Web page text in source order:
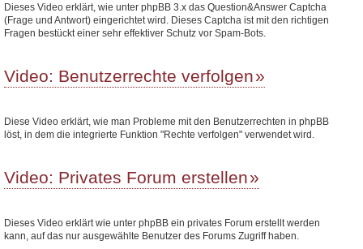
Dieses Video erklärt, wie unter phpBB 3.x das Question&Answer Captcha
(Frage und Antwort) eingerichtet wird. Dieses Captcha ist mit den richtigen
Fragen bestückt einer sehr effektiver Schutz vor Spam-Bots.
Video: Benutzerrechte verfolgen
Diese Video erklärt, wie man Probleme mit den Benutzerrechten in phpBB
löst, in dem die integrierte Funktion "Rechte verfolgen" verwendet wird.
Video: Privates Forum erstellen
Dieses Video erklärt wie unter phpBB ein privates Forum erstellt werden
kann, auf das nur ausgewählte Benutzer des Forums Zugriff haben.